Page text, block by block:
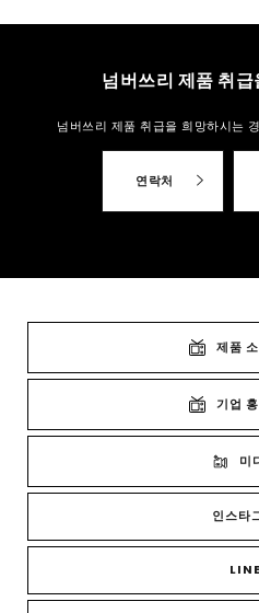
넘버쓰리 제품 취
넘버쓰리 제품 취급을 희망하시는
연락처
제품
기업
미
인스타
LINE